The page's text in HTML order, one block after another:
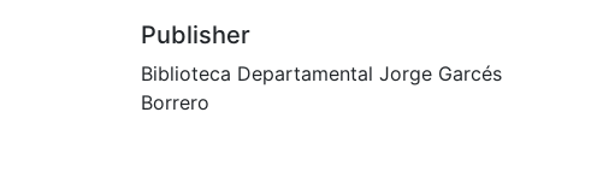
Publisher
Biblioteca Departamental Jorge Garcés
Borrero